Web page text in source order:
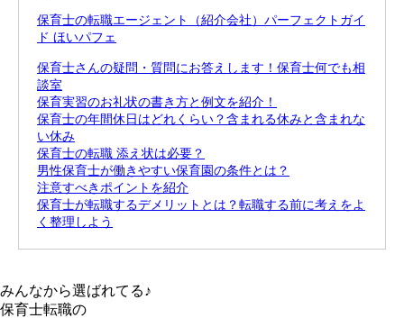
保育士の転職エージェント（紹介会社）パーフェクトガイ
ド ほいパフェ
保育士さんの疑問・質問にお答えします！保育士何でも相
談室
保育実習のお礼状の書き方と例文を紹介！
保育士の年間休日はどれくらい？含まれる休みと含まれな
い休み
保育士の転職 添え状は必要？
男性保育士が働きやすい保育園の条件とは？
注意すべきポイントを紹介
保育士が転職するデメリットとは？転職する前に考えをよ
く整理しよう
みんなから選ばれてる♪
保育士転職の